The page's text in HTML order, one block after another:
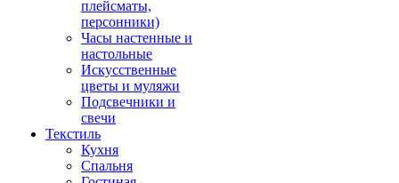
плейсматы,
персонники)
Часы настенные и
настольные
Искусственные
цветы и муляжи
Подсвечники и
свечи
Текстиль
Кухня
Спальня